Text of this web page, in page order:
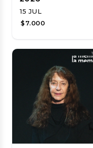
15 JUL
$7.000